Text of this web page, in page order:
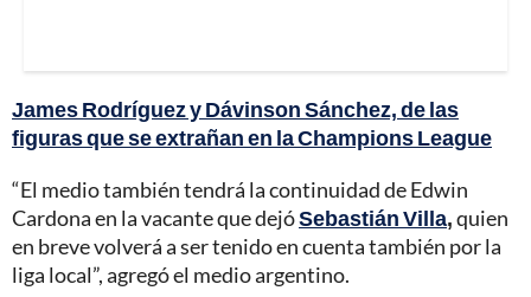
James Rodríguez y Dávinson Sánchez, de las
figuras que se extrañan en la Champions League
“El medio también tendrá la continuidad de Edwin
Cardona en la vacante que dejóSebastián Villa,quien
en breve volverá a ser tenido en cuenta también por la
liga local”, agregó el medio argentino.